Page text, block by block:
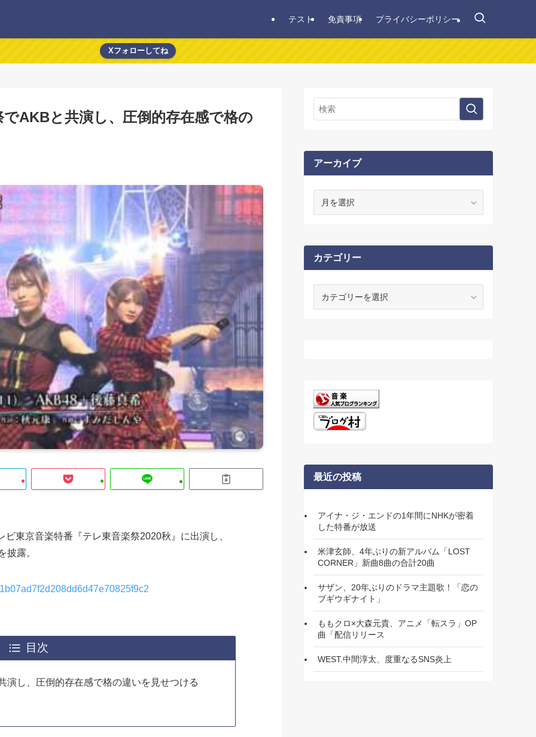
テスト 免責事項 プライバシーポリシー
Xフォローしてね
AKBと共演し、圧倒的存在感で格の
東京音楽特番『テレ東音楽祭2020秋』に出演し、
披露。
目次
演し、圧倒的存在感で格の違いを見せつける
アーカイブ
ブ
カテゴリー
最近の投稿
アイナ・ジ・エンドの1年間にNHKが密着
した特番が放送
米津玄師、4年ぶりの新アルバム「LOST
CORNER」新曲8曲の合計20曲
サザン、20年ぶりのドラマ主題歌！「恋の
ブギウギナイト」
ももクロ×大森元貴、アニメ「転スラ」OP
曲「配信リリース
WEST.中間淳太、度重なるSNS炎上